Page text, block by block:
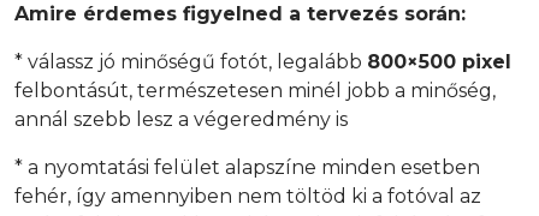
Amire érdemes figyelned a tervezés során:
* válassz jó minőségű fotót, legalább 800×500 pixel
felbontásút, természetesen minél jobb a minőség,
annál szebb lesz a végeredmény is
* a nyomtatási felület alapszíne minden esetben
fehér, így amennyiben nem töltöd ki a fotóval az